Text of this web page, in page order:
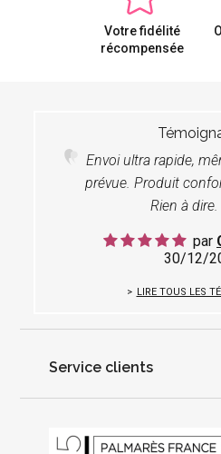
Votre fidélité
récompensée
Envoi ultra rapide,
prévue. Produit
Rien à
par
30/12/
LIRE TOUS LES
Service clients